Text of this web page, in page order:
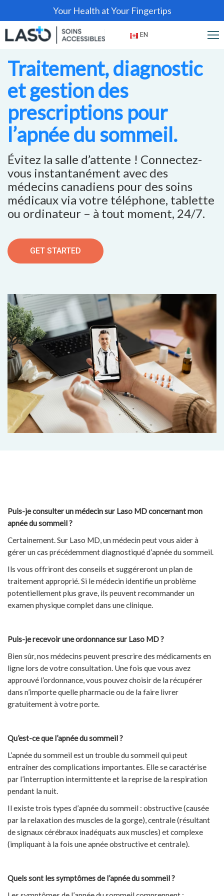
Your Health at Your Fingertips
EN
Traitement, diagnostic
et gestion des
prescriptions pour
l’apnée du sommeil.
Évitez la salle d’attente ! Connectez-
vous instantanément avec des
médecins canadiens pour des soins
médicaux via votre téléphone, tablette
ou ordinateur – à tout moment, 24/7.
GET STARTED
Puis-je consulter un médecin sur Laso MD concernant mon
apnée du sommeil ?
Certainement. Sur Laso MD, un médecin peut vous aider à
gérer un cas précédemment diagnostiqué d’apnée du sommeil.
Ils vous offriront des conseils et suggéreront un plan de
traitement approprié. Si le médecin identifie un problème
potentiellement plus grave, ils peuvent recommander un
examen physique complet dans une clinique.
Puis-je recevoir une ordonnance sur Laso MD ?
Bien sûr, nos médecins peuvent prescrire des médicaments en
ligne lors de votre consultation. Une fois que vous avez
approuvé l’ordonnance, vous pouvez choisir de la récupérer
dans n’importe quelle pharmacie ou de la faire livrer
gratuitement à votre porte.
Qu’est-ce que l’apnée du sommeil ?
L’apnée du sommeil est un trouble du sommeil qui peut
entraîner des complications importantes. Elle se caractérise
par l’interruption intermittente et la reprise de la respiration
pendant la nuit.
Il existe trois types d’apnée du sommeil : obstructive (causée
par la relaxation des muscles de la gorge), centrale (résultant
de signaux cérébraux inadéquats aux muscles) et complexe
(impliquant à la fois une apnée obstructive et centrale).
Quels sont les symptômes de l’apnée du sommeil ?